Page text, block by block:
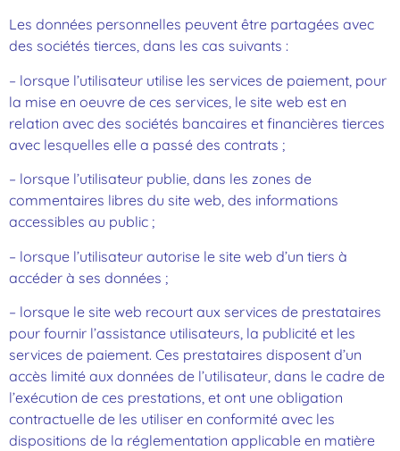
Les données personnelles peuvent être partagées avec
des sociétés tierces, dans les cas suivants :
– lorsque l’utilisateur utilise les services de paiement, pour
la mise en oeuvre de ces services, le site web est en
relation avec des sociétés bancaires et financières tierces
avec lesquelles elle a passé des contrats ;
– lorsque l’utilisateur publie, dans les zones de
commentaires libres du site web, des informations
accessibles au public ;
– lorsque l’utilisateur autorise le site web d’un tiers à
accéder à ses données ;
– lorsque le site web recourt aux services de prestataires
pour fournir l’assistance utilisateurs, la publicité et les
services de paiement. Ces prestataires disposent d’un
accès limité aux données de l’utilisateur, dans le cadre de
l’exécution de ces prestations, et ont une obligation
contractuelle de les utiliser en conformité avec les
dispositions de la réglementation applicable en matière